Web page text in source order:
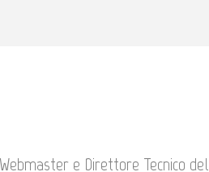
e Direttore Tecnico del